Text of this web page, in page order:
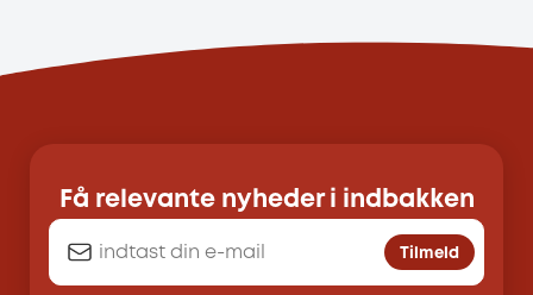
Få relevante nyheder i indbakken
Tilmeld